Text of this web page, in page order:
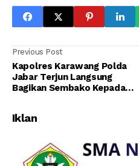
Previous Post
Kapolres Karawang Polda
Jabar Terjun Langsung
Bagikan Sembako Kepada
Iklan